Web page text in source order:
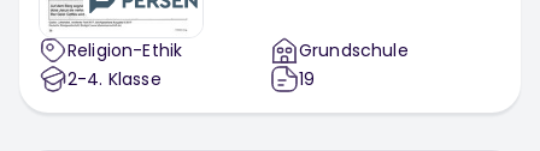
Religion-Ethik
2-4. Klasse
Grundschule
19